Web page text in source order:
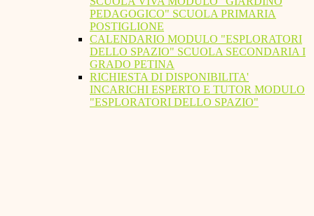
PEDAGOGICO" SCUOLA PRIMARIA
POSTIGLIONE
CALENDARIO MODULO "ESPLORATORI
DELLO SPAZIO" SCUOLA SECONDARIA I
GRADO PETINA
RICHIESTA DI DISPONIBILITA'
INCARICHI ESPERTO E TUTOR MODULO
"ESPLORATORI DELLO SPAZIO"